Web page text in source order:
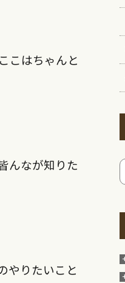
こはちゃんと
んなが知りた
やりたいこと